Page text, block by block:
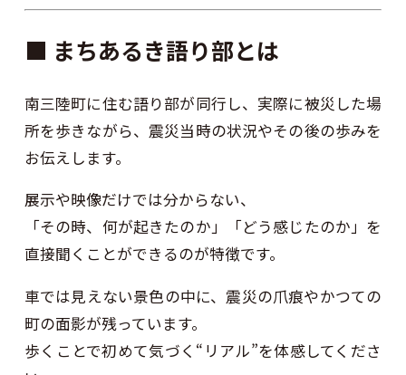
■ まちあるき語り部とは
南三陸町に住む語り部が同行し、実際に被災した場
所を歩きながら、震災当時の状況やその後の歩みを
お伝えします。
展示や映像だけでは分からない、
「その時、何が起きたのか」「どう感じたのか」を
直接聞くことができるのが特徴です。
車では見えない景色の中に、震災の爪痕やかつての
町の面影が残っています。
歩くことで初めて気づく“リアル”を体感してくださ